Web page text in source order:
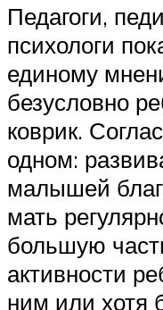
Педагоги,
психологи
единому
безусловно
коврик.
одном:
малышей
мать
большую
активности
ним или хотя